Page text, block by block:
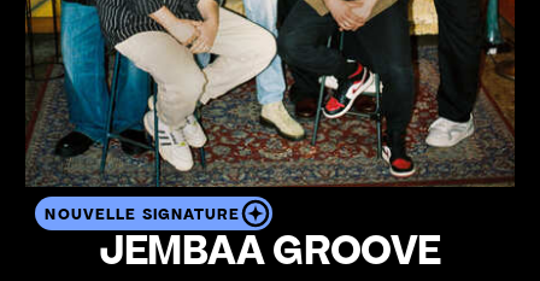
NOUVELLE SIGNATURE
JEMBAA GROOVE